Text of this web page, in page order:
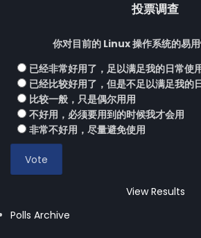
投票调查
你对目前的 Linux 操作系统的易
已经非常好用了，足以满足我的日常使
已经比较好用了，但是不足以满足我的
比较一般，只是偶尔用用
不好用，必须要用到的时候我才会用
非常不好用，尽量避免使用
View Results
Polls Archive